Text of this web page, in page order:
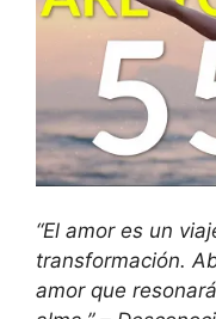
“El amor es un
transformación.
amor que